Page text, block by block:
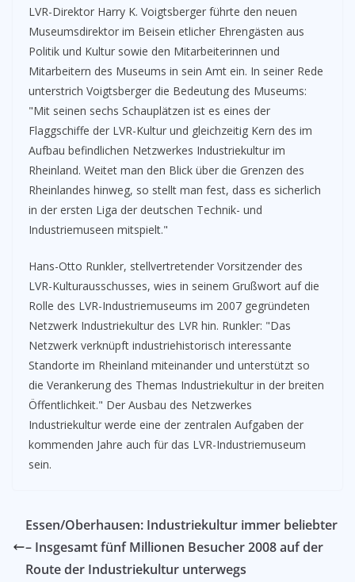
LVR-Direktor Harry K. Voigtsberger führte den neuen
Museumsdirektor im Beisein etlicher Ehrengästen aus
Politik und Kultur sowie den Mitarbeiterinnen und
Mitarbeitern des Museums in sein Amt ein. In seiner Rede
unterstrich Voigtsberger die Bedeutung des Museums:
"Mit seinen sechs Schauplätzen ist es eines der
Flaggschiffe der LVR-Kultur und gleichzeitig Kern des im
Aufbau befindlichen Netzwerkes Industriekultur im
Rheinland. Weitet man den Blick über die Grenzen des
Rheinlandes hinweg, so stellt man fest, dass es sicherlich
in der ersten Liga der deutschen Technik- und
Industriemuseen mitspielt."
Hans-Otto Runkler, stellvertretender Vorsitzender des
LVR-Kulturausschusses, wies in seinem Grußwort auf die
Rolle des LVR-Industriemuseums im 2007 gegründeten
Netzwerk Industriekultur des LVR hin. Runkler: "Das
Netzwerk verknüpft industriehistorisch interessante
Standorte im Rheinland miteinander und unterstützt so
die Verankerung des Themas Industriekultur in der breiten
Öffentlichkeit." Der Ausbau des Netzwerkes
Industriekultur werde eine der zentralen Aufgaben der
kommenden Jahre auch für das LVR-Industriemuseum
sein.
Essen/Oberhausen: Industriekultur immer beliebter
– Insgesamt fünf Millionen Besucher 2008 auf der
Route der Industriekultur unterwegs